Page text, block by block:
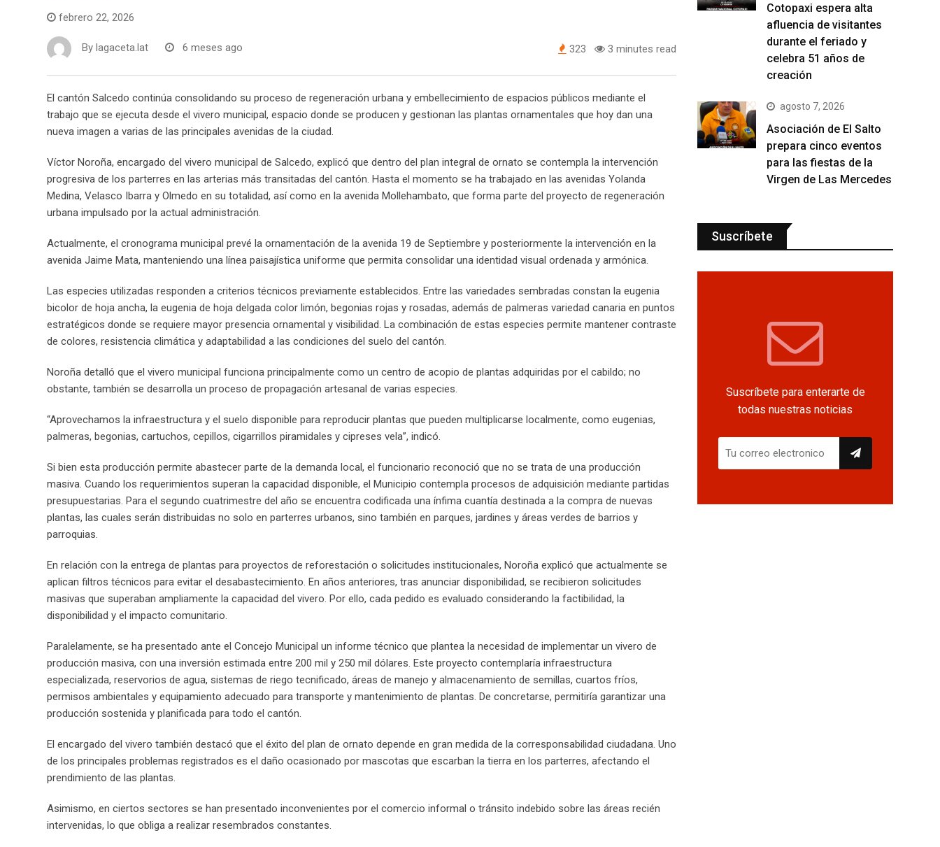
febrero 22, 2026
By lagaceta.lat 6 meses ago 323 3 minutes read
El cantón Salcedo continúa consolidando su proceso de regeneración urbana y embellecimiento de espacios públicos mediante el
trabajo que se ejecuta desde el vivero municipal, espacio donde se producen y gestionan las plantas ornamentales que hoy dan una
nueva imagen a varias de las principales avenidas de la ciudad.
Víctor Noroña, encargado del vivero municipal de Salcedo, explicó que dentro del plan integral de ornato se contempla la intervención
progresiva de los parterres en las arterias más transitadas del cantón. Hasta el momento se ha trabajado en las avenidas Yolanda
Medina, Velasco Ibarra y Olmedo en su totalidad, así como en la avenida Mollehambato, que forma parte del proyecto de regeneración
urbana impulsado por la actual administración.
Actualmente, el cronograma municipal prevé la ornamentación de la avenida 19 de Septiembre y posteriormente la intervención en la
avenida Jaime Mata, manteniendo una línea paisajística uniforme que permita consolidar una identidad visual ordenada y armónica.
Las especies utilizadas responden a criterios técnicos previamente establecidos. Entre las variedades sembradas constan la eugenia
bicolor de hoja ancha, la eugenia de hoja delgada color limón, begonias rojas y rosadas, además de palmeras variedad canaria en puntos
estratégicos donde se requiere mayor presencia ornamental y visibilidad. La combinación de estas especies permite mantener contraste
de colores, resistencia climática y adaptabilidad a las condiciones del suelo del cantón.
Noroña detalló que el vivero municipal funciona principalmente como un centro de acopio de plantas adquiridas por el cabildo; no
obstante, también se desarrolla un proceso de propagación artesanal de varias especies.
“Aprovechamos la infraestructura y el suelo disponible para reproducir plantas que pueden multiplicarse localmente, como eugenias,
palmeras, begonias, cartuchos, cepillos, cigarrillos piramidales y cipreses vela”, indicó.
Si bien esta producción permite abastecer parte de la demanda local, el funcionario reconoció que no se trata de una producción
masiva. Cuando los requerimientos superan la capacidad disponible, el Municipio contempla procesos de adquisición mediante partidas
presupuestarias. Para el segundo cuatrimestre del año se encuentra codificada una ínfima cuantía destinada a la compra de nuevas
plantas, las cuales serán distribuidas no solo en parterres urbanos, sino también en parques, jardines y áreas verdes de barrios y
parroquias.
En relación con la entrega de plantas para proyectos de reforestación o solicitudes institucionales, Noroña explicó que actualmente se
aplican filtros técnicos para evitar el desabastecimiento. En años anteriores, tras anunciar disponibilidad, se recibieron solicitudes
masivas que superaban ampliamente la capacidad del vivero. Por ello, cada pedido es evaluado considerando la factibilidad, la
disponibilidad y el impacto comunitario.
Paralelamente, se ha presentado ante el Concejo Municipal un informe técnico que plantea la necesidad de implementar un vivero de
producción masiva, con una inversión estimada entre 200 mil y 250 mil dólares. Este proyecto contemplaría infraestructura
especializada, reservorios de agua, sistemas de riego tecnificado, áreas de manejo y almacenamiento de semillas, cuartos fríos,
permisos ambientales y equipamiento adecuado para transporte y mantenimiento de plantas. De concretarse, permitiría garantizar una
producción sostenida y planificada para todo el cantón.
El encargado del vivero también destacó que el éxito del plan de ornato depende en gran medida de la corresponsabilidad ciudadana. Uno
de los principales problemas registrados es el daño ocasionado por mascotas que escarban la tierra en los parterres, afectando el
prendimiento de las plantas.
Asimismo, en ciertos sectores se han presentado inconvenientes por el comercio informal o tránsito indebido sobre las áreas recién
intervenidas, lo que obliga a realizar resembrados constantes.
Cotopaxi espera alta
afluencia de visitantes
durante el feriado y
celebra 51 años de
creación
agosto 7, 2026
Asociación de El Salto
prepara cinco eventos
para las fiestas de la
Virgen de Las Mercedes
Suscríbete
Suscríbete para enterarte de
todas nuestras noticias